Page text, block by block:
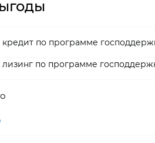
по программе
по программе